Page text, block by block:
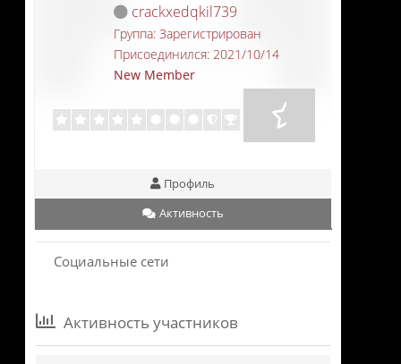
crackxedqkil739
Группа: Зарегистрирован
Присоединился: 2021/10/14
New Member
Профиль
Активность
Социальные сети
Активность участников